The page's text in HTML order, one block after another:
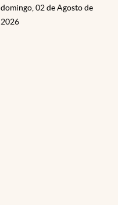
domingo, 02 de Agosto de
2026